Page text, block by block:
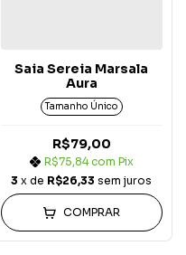
Saia Sereia Marsala
Aura
Tamanho Único
R$79,00
R$75,84com Pix
3 x de R$26,33 sem juros
COMPRAR